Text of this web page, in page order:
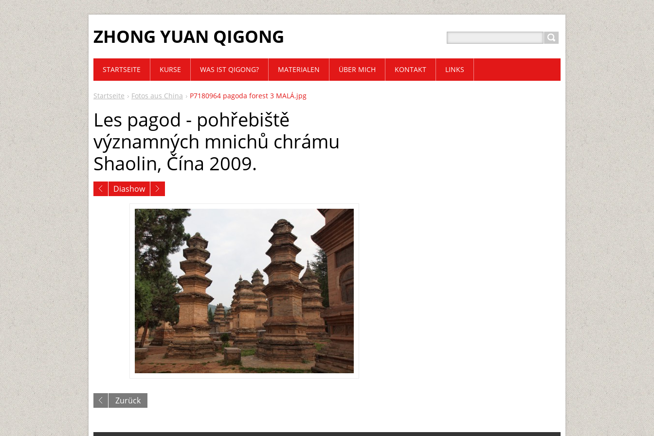
ZHONG YUAN QIGONG
Startseite Fotos aus China P7180964 pagoda forest 3 MALÁ.jpg
Les pagod - pohřebiště
významných mnichů chrámu
Shaolin, Čína 2009.
Diashow
Zurück
STARTSEITE KURSE WAS IST QIGONG? MATERIALEN ÜBER MICH KONTAKT LINKS